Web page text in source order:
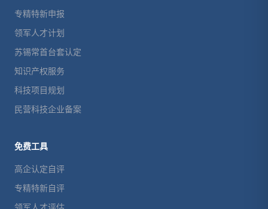
专精特新申报
领军人才计划
苏锡常首台套认定
知识产权服务
科技项目规划
民营科技企业备案
免费工具
高企认定自评
专精特新自评